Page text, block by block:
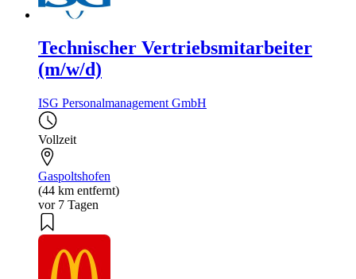
Technischer Vertriebsmitarbeiter
(m/w/d)
ISG Personalmanagement GmbH
Vollzeit
Gaspoltshofen
(44 km entfernt)
vor 7 Tagen